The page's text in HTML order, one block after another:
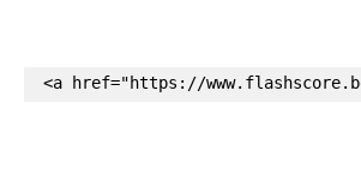
<a href="https://